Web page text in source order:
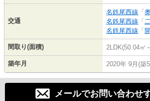
交通
名鉄尾西線 「
名鉄尾西線 「
名鉄尾西線 「
間取り(面積) 2LDK(50.04㎡
築年月 2020年 9月(築
メールでお問い合わせ